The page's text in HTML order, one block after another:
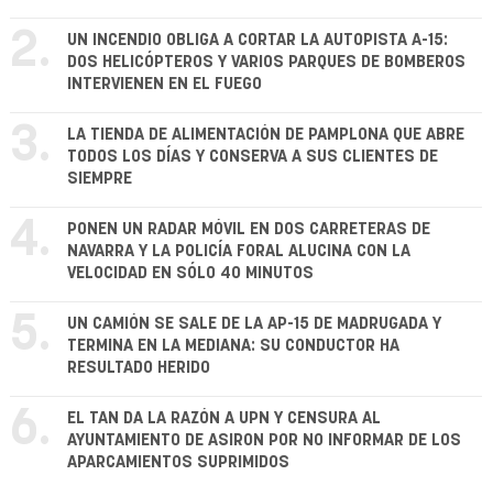
2.
UN INCENDIO OBLIGA A CORTAR LA AUTOPISTA A-15:
DOS HELICÓPTEROS Y VARIOS PARQUES DE BOMBEROS
INTERVIENEN EN EL FUEGO
3.
LA TIENDA DE ALIMENTACIÓN DE PAMPLONA QUE ABRE
TODOS LOS DÍAS Y CONSERVA A SUS CLIENTES DE
SIEMPRE
4.
PONEN UN RADAR MÓVIL EN DOS CARRETERAS DE
NAVARRA Y LA POLICÍA FORAL ALUCINA CON LA
VELOCIDAD EN SÓLO 40 MINUTOS
5.
UN CAMIÓN SE SALE DE LA AP-15 DE MADRUGADA Y
TERMINA EN LA MEDIANA: SU CONDUCTOR HA
RESULTADO HERIDO
6.
EL TAN DA LA RAZÓN A UPN Y CENSURA AL
AYUNTAMIENTO DE ASIRON POR NO INFORMAR DE LOS
APARCAMIENTOS SUPRIMIDOS